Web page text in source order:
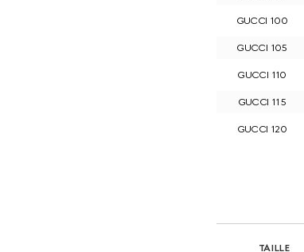
GUCCI 100
GUCCI 105
GUCCI 110
GUCCI 115
GUCCI 120
TAILLE